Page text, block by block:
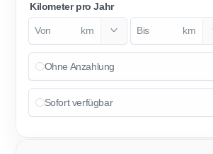
Kilometer pro Jahr
km km
Ohne Anzahlung
Sofort verfügbar